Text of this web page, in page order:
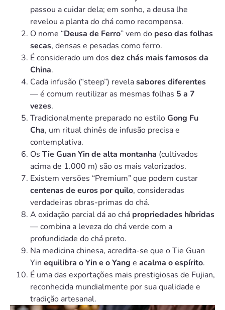
passou a cuidar dela; em sonho, a deusa lhe
revelou a planta do chá como recompensa.
O nome “Deusa de Ferro” vem do peso das folhas
secas, densas e pesadas como ferro.
É considerado um dos dez chás mais famosos da
China.
Cada infusão (“steep”) revelasabores diferentes
— é comum reutilizar as mesmas folhas 5 a 7
vezes.
Tradicionalmente preparado no estiloGong Fu
Cha, um ritual chinês de infusão precisa e
contemplativa.
Os Tie Guan Yin de alta montanha (cultivados
acima de 1.000 m) são os mais valorizados.
Existem versões “Premium” que podem custar
centenas de euros por quilo, consideradas
verdadeiras obras-primas do chá.
A oxidação parcial dá ao chá propriedades híbridas
— combina a leveza do chá verde com a
profundidade do chá preto.
Na medicina chinesa, acredita-se que o Tie Guan
Yin equilibra o Yin e o Yang e acalma o espírito.
É uma das exportações mais prestigiosas de Fujian,
reconhecida mundialmente por sua qualidade e
tradição artesanal.